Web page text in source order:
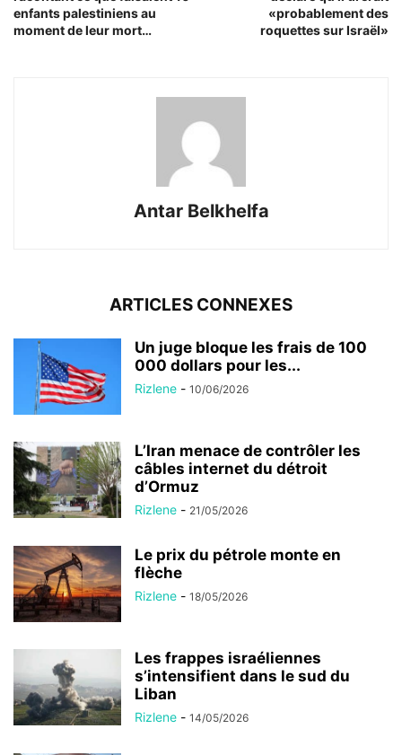
enfants palestiniens au
moment de leur mort…
«probablement des
roquettes sur Israël»
Antar Belkhelfa
ARTICLES CONNEXES
Un juge bloque les frais de 100
000 dollars pour les...
Rizlene - 10/06/2026
L’Iran menace de contrôler les
câbles internet du détroit
d’Ormuz
Rizlene - 21/05/2026
Le prix du pétrole monte en
flèche
Rizlene - 18/05/2026
Les frappes israéliennes
s’intensifient dans le sud du
Liban
Rizlene - 14/05/2026